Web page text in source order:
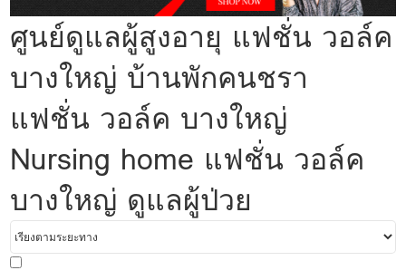
ศูนย์ดูแลผู้สูงอายุ แฟชั่น วอล์ค
บางใหญ่ บ้านพักคนชรา
แฟชั่น วอล์ค บางใหญ่
Nursing home แฟชั่น วอล์ค
บางใหญ่ ดูแลผู้ป่วย